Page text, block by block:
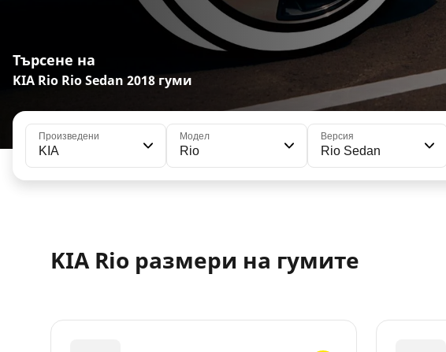
Търсене на
KIA Rio Rio Sedan 2018 гуми
Произведени
KIA
Модел
Rio
Версия
Rio Sedan
KIA Rio размери на гумите